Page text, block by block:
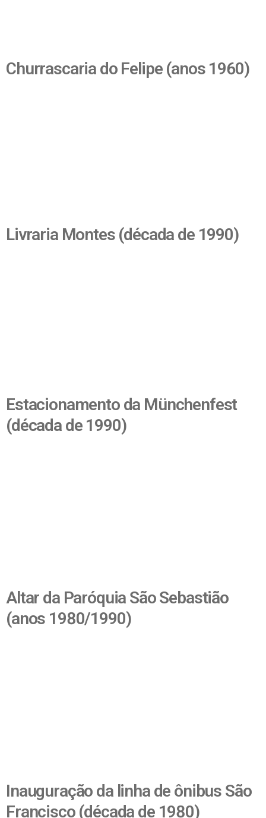
Churrascaria do Felipe (anos 1960)
Livraria Montes (década de 1990)
Estacionamento da Münchenfest
(década de 1990)
Altar da Paróquia São Sebastião
(anos 1980/1990)
Inauguração da linha de ônibus São
Francisco (década de 1980)